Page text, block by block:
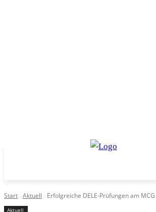
Start Aktuell Erfolgreiche DELE-Prüfungen am MCG
Aktuell